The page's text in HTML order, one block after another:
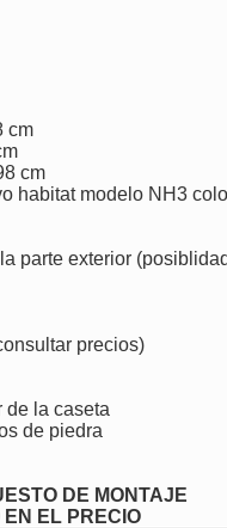
cm
cm
habitat modelo NH3
parte exterior
precios)
de la caseta
de piedra
DE MONTAJE
EN EL PRECIO